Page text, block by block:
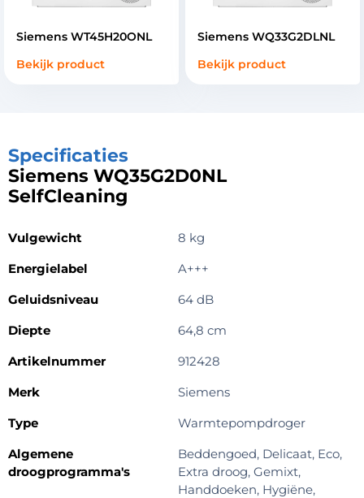
Siemens WT45H20ONL
Bekijk product
Siemens WQ33G2DLNL
Bekijk product
Specificaties
Siemens WQ35G2D0NL
SelfCleaning
Vulgewicht
8 kg
Energielabel
A+++
Geluidsniveau
64 dB
Diepte
64,8 cm
Artikelnummer
912428
Merk
Siemens
Type
Warmtepompdroger
Algemene
droogprogramma's
Beddengoed, Delicaat, Eco,
Extra droog, Gemixt,
Handdoeken, Hygiëne,